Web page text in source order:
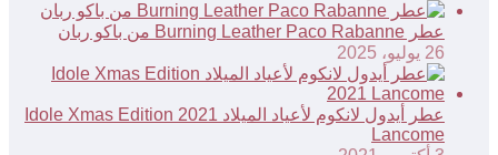
عطر Burning Leather Paco Rabanne من باكو ربان
26 يوليو، 2025
عطر أيدول لانكوم لأعياد الميلاد Idole Xmas Edition 2021
Lancome